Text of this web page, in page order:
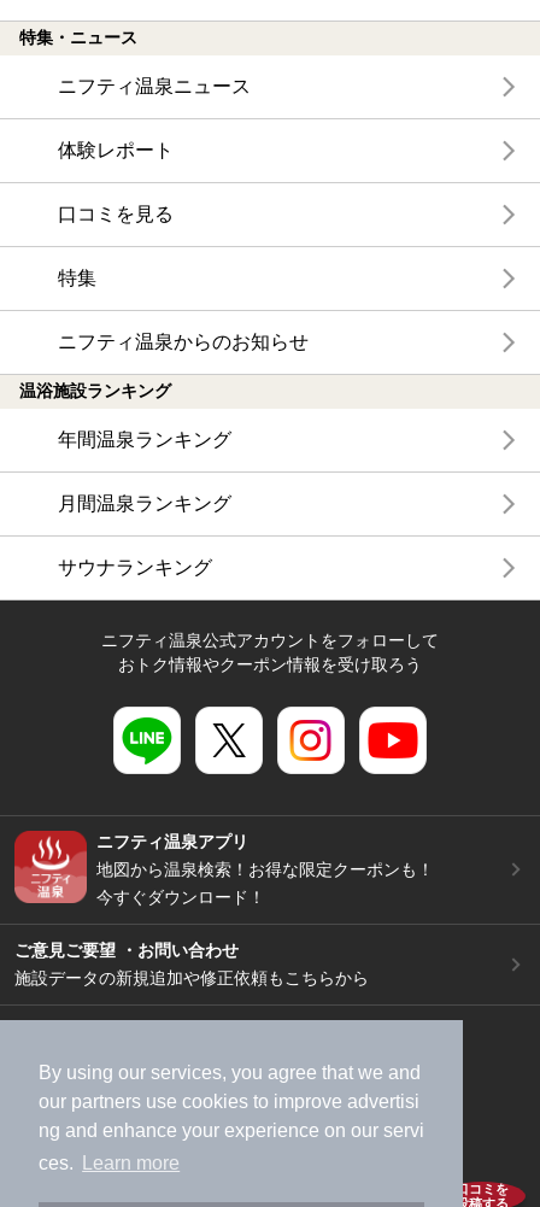
By using our services, you agree that we and
our partners use cookies to improve advertisi
ng and enhance your experience on our servi
ces.
Learn more
口コミを
投稿する
特集・ニュース
ニフティ温泉ニュース
体験レポート
口コミを見る
特集
ニフティ温泉からのお知らせ
温浴施設ランキング
年間温泉ランキング
月間温泉ランキング
サウナランキング
ニフティ温泉公式アカウントをフォローして
おトク情報やクーポン情報を受け取ろう
ニフティ温泉アプリ
地図から温泉検索！お得な限定クーポンも！
今すぐダウンロード！
ご意見ご要望 ・お問い合わせ
施設データの新規追加や修正依頼もこちらから
加盟店募集（資料請求）
広告出稿のご案内
利用規約
ライフスタイルMEMBERS+規約
特定商取引法に基づく表記
ヘルプ
採用情報
運営会社